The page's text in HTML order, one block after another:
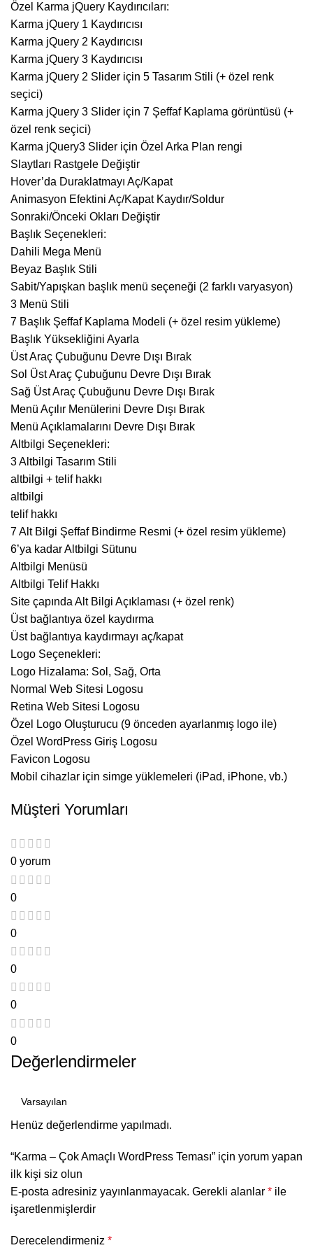
Özel Karma jQuery Kaydırıcıları:
Karma jQuery 1 Kaydırıcısı
Karma jQuery 2 Kaydırıcısı
Karma jQuery 3 Kaydırıcısı
Karma jQuery 2 Slider için 5 Tasarım Stili (+ özel renk
seçici)
Karma jQuery 3 Slider için 7 Şeffaf Kaplama görüntüsü (+
özel renk seçici)
Karma jQuery3 Slider için Özel Arka Plan rengi
Slaytları Rastgele Değiştir
Hover’da Duraklatmayı Aç/Kapat
Animasyon Efektini Aç/Kapat Kaydır/Soldur
Sonraki/Önceki Okları Değiştir
Başlık Seçenekleri:
Dahili Mega Menü
Beyaz Başlık Stili
Sabit/Yapışkan başlık menü seçeneği (2 farklı varyasyon)
3 Menü Stili
7 Başlık Şeffaf Kaplama Modeli (+ özel resim yükleme)
Başlık Yüksekliğini Ayarla
Üst Araç Çubuğunu Devre Dışı Bırak
Sol Üst Araç Çubuğunu Devre Dışı Bırak
Sağ Üst Araç Çubuğunu Devre Dışı Bırak
Menü Açılır Menülerini Devre Dışı Bırak
Menü Açıklamalarını Devre Dışı Bırak
Altbilgi Seçenekleri:
3 Altbilgi Tasarım Stili
altbilgi + telif hakkı
altbilgi
telif hakkı
7 Alt Bilgi Şeffaf Bindirme Resmi (+ özel resim yükleme)
6’ya kadar Altbilgi Sütunu
Altbilgi Menüsü
Altbilgi Telif Hakkı
Site çapında Alt Bilgi Açıklaması (+ özel renk)
Üst bağlantıya özel kaydırma
Üst bağlantıya kaydırmayı aç/kapat
Logo Seçenekleri:
Logo Hizalama: Sol, Sağ, Orta
Normal Web Sitesi Logosu
Retina Web Sitesi Logosu
Özel Logo Oluşturucu (9 önceden ayarlanmış logo ile)
Özel WordPress Giriş Logosu
Favicon Logosu
Mobil cihazlar için simge yüklemeleri (iPad, iPhone, vb.)
Müşteri Yorumları
0 yorum
0
0
0
0
0
Değerlendirmeler
Henüz değerlendirme yapılmadı.
“Karma – Çok Amaçlı WordPress Teması” için yorum yapan
ilk kişi siz olun
E-posta adresiniz yayınlanmayacak. Gerekli alanlar * ile
işaretlenmişlerdir
Derecelendirmeniz *